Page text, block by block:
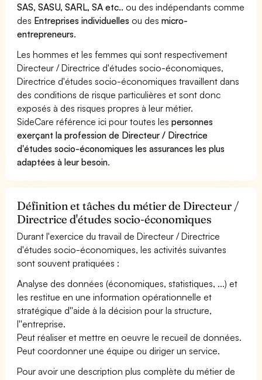
SAS, SASU, SARL, SA etc.. ou des indépendants comme
des Entreprises individuelles ou desmicro-
entrepreneurs.
Les hommes et les femmes qui sont respectivement
Directeur / Directrice d'études socio-économiques,
Directrice d'études socio-économiques travaillent dans
des conditions de risque particulières et sont donc
exposés à des risques propres à leur métier.
SideCare référence ici pour toutes lespersonnes
exerçant la profession de Directeur / Directrice
d'études socio-économiques les assurances les plus
adaptées à leur besoin.
Définition et tâches du métier de Directeur /
Directrice d'études socio-économiques
Durant l'exercice du travail de Directeur / Directrice
d'études socio-économiques, les activités suivantes
sont souvent pratiquées :
Analyse des données (économiques, statistiques, ...) et
les restitue en une information opérationnelle et
stratégique d''aide à la décision pour la structure,
l''entreprise.
Peut réaliser et mettre en oeuvre le recueil de données.
Peut coordonner une équipe ou diriger un service.
Pour avoir une description plus complète du métier de